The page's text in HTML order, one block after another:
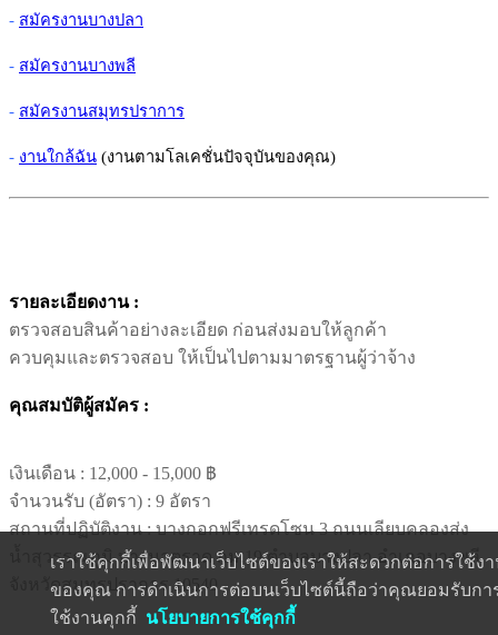
- สมัครงานบางปลา
- สมัครงานบางพลี
- สมัครงานสมุทรปราการ
- งานใกล้ฉัน (งานตามโลเคชั่นปัจจุบันของคุณ)
รายละเอียดงาน :
ตรวจสอบสินค้าอย่างละเอียด ก่อนส่งมอบให้ลูกค้า
ควบคุมและตรวจสอบ ให้เป็นไปตามมาตรฐานผู้ว่าจ้าง
คุณสมบัติผู้สมัคร :
เงินเดือน : 12,000 - 15,000 ฿
จำนวนรับ (อัตรา) : 9 อัตรา
สถานที่ปฏิบัติงาน : บางกอกฟรีเทรดโซน 3 ถนนเลียบคลองส่ง
น้ำสุวรรณภูมิ บางนาตราด กม.19 ตำบลบางปลา อำเภอบางพลี
จังหวัดสมุทรปราการ 10540
เราใช้คุกกี้เพื่อพัฒนาเว็บไซต์ของเราให้สะดวกต่อการใช้ง
ของคุณ การดำเนินการต่อบนเว็บไซต์นี้ถือว่าคุณยอมรับกา
ใช้งานคุกกี้ นโยบายการใช้คุกกี้